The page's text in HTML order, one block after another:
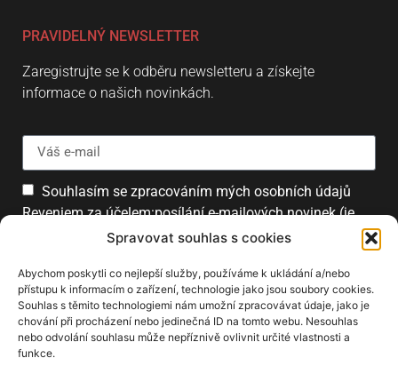
Spravovat souhlas s cookies
Abychom poskytli co nejlepší služby, používáme k ukládání a/nebo
přístupu k informacím o zařízení, technologie jako jsou soubory cookies.
Souhlas s těmito technologiemi nám umožní zpracovávat údaje, jako je
chování při procházení nebo jedinečná ID na tomto webu. Nesouhlas
nebo odvolání souhlasu může nepříznivě ovlivnit určité vlastnosti a
funkce.
PRAVIDELNÝ NEWSLETTER
Zaregistrujte se k odběru newsletteru a získejte
informace o našich novinkách.
Souhlasím se zpracováním mých osobních údajů
Reveniem za účelem:posílání e-mailových novinek (je
možné se kdykoliv odhlásit).
Přihlásit
PARTNEŘI